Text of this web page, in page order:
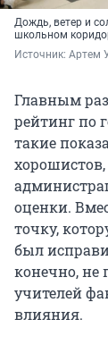
Дождь, ветер и
школьном
Источник: Артем
Главным
рейтинг по
такие
оценки.
точку,
был
конечно, не
учителей
влияния.